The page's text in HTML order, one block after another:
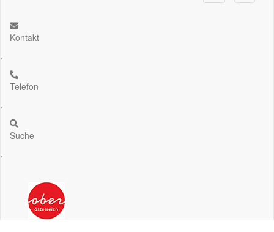
Kontakt
.
Telefon
.
Suche
.